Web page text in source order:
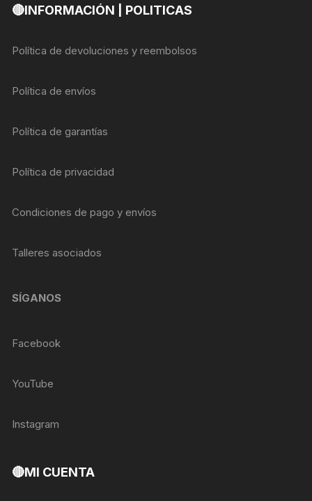
🔴INFORMACIÓN | POLITICAS
Política de devoluciones y reembolsos
Política de envíos
Política de garantías
Política de privacidad
Condiciones de pago y envíos
Talleres asociados
SÍGANOS
Facebook
YouTube
Instagram
🔴MI CUENTA